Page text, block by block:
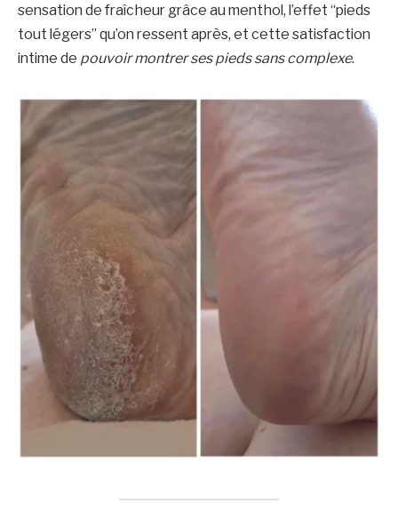
sensation de fraîcheur grâce au menthol, l’effet “pieds
tout légers” qu’on ressent après, et cette satisfaction
intime de pouvoir montrer ses pieds sans complexe.